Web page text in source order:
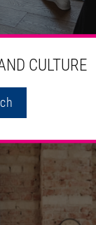
CULTURE